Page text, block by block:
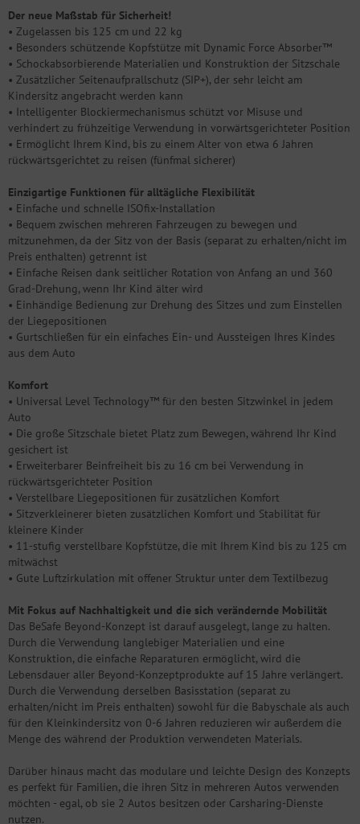
Der neue Maßstab für Sicherheit!
• Zugelassen bis 125 cm und 22 kg
• Besonders schützende Kopfstütze mit Dynamic Force Absorber™
• Schockabsorbierende Materialien und Konstruktion der Sitzschale
• Zusätzlicher Seitenaufprallschutz (SIP+), der sehr leicht am
Kindersitz angebracht werden kann
• Intelligenter Blockiermechanismus schützt vor Misuse und
verhindert zu frühzeitige Verwendung in vorwärtsgerichteter Position
• Ermöglicht Ihrem Kind, bis zu einem Alter von etwa 6 Jahren
rückwärtsgerichtet zu reisen (fünfmal sicherer)
Einzigartige Funktionen für alltägliche Flexibilität
• Einfache und schnelle ISOfix-Installation
• Bequem zwischen mehreren Fahrzeugen zu bewegen und
mitzunehmen, da der Sitz von der Basis (separat zu erhalten/nicht im
Preis enthalten) getrennt ist
• Einfache Reisen dank seitlicher Rotation von Anfang an und 360
Grad-Drehung, wenn Ihr Kind älter wird
• Einhändige Bedienung zur Drehung des Sitzes und zum Einstellen
der Liegepositionen
• Gurtschließen für ein einfaches Ein- und Aussteigen Ihres Kindes
aus dem Auto
Komfort
• Universal Level Technology™ für den besten Sitzwinkel in jedem
Auto
• Die große Sitzschale bietet Platz zum Bewegen, während Ihr Kind
gesichert ist
• Erweiterbarer Beinfreiheit bis zu 16 cm bei Verwendung in
rückwärtsgerichteter Position
• Verstellbare Liegepositionen für zusätzlichen Komfort
• Sitzverkleinerer bieten zusätzlichen Komfort und Stabilität für
kleinere Kinder
• 11-stufig verstellbare Kopfstütze, die mit Ihrem Kind bis zu 125 cm
mitwächst
• Gute Luftzirkulation mit offener Struktur unter dem Textilbezug
Mit Fokus auf Nachhaltigkeit und die sich verändernde Mobilität
Das BeSafe Beyond-Konzept ist darauf ausgelegt, lange zu halten.
Durch die Verwendung langlebiger Materialien und eine
Konstruktion, die einfache Reparaturen ermöglicht, wird die
Lebensdauer aller Beyond-Konzeptprodukte auf 15 Jahre verlängert.
Durch die Verwendung derselben Basisstation (separat zu
erhalten/nicht im Preis enthalten) sowohl für die Babyschale als auch
für den Kleinkindersitz von 0-6 Jahren reduzieren wir außerdem die
Menge des während der Produktion verwendeten Materials.
Darüber hinaus macht das modulare und leichte Design des Konzepts
es perfekt für Familien, die ihren Sitz in mehreren Autos verwenden
möchten - egal, ob sie 2 Autos besitzen oder Carsharing-Dienste
nutzen.